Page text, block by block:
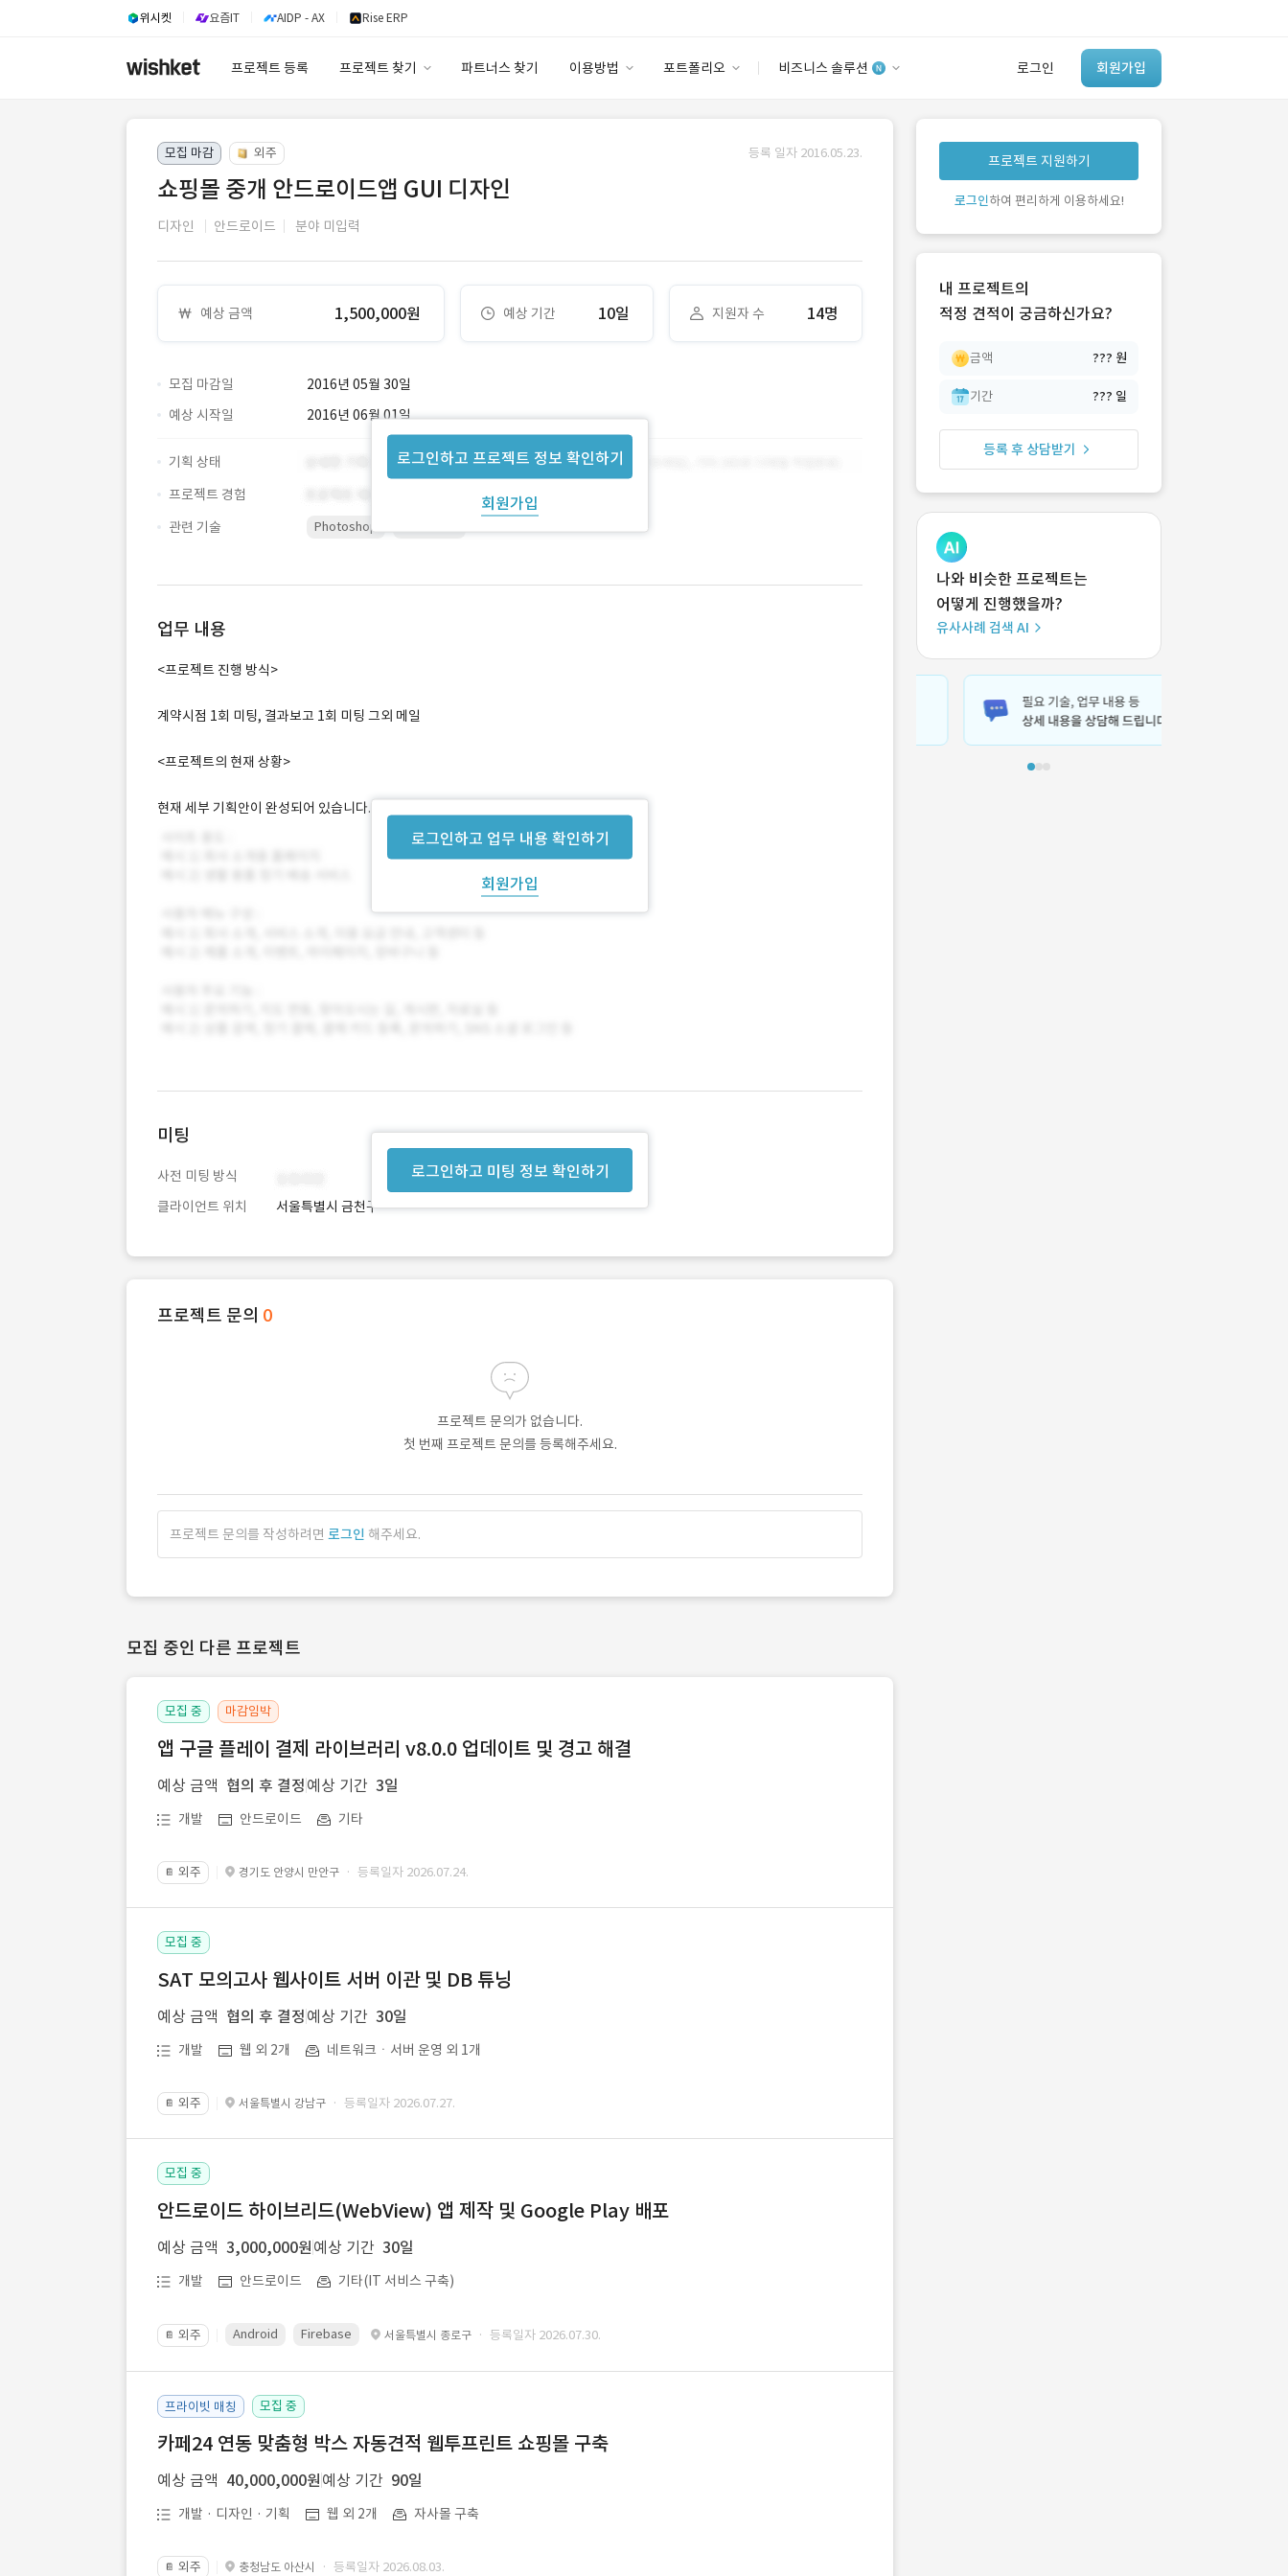
위시켓 요즘IT AIDP - AX Rise ERP
프로젝트 등록 프로젝트 찾기 파트너스 찾기 이용방법 포트폴리오 비즈니스 솔루션 로그인 회원가입
안심 코드 케어
유사사례 검색 AI
‘이런 거’ 만들어본
개발 회사 있어?
모집 마감 외주 등록 일자 2016.05.23.
쇼핑몰 중개 안드로이드앱 GUI 디자인
디자인 안드로이드 분야 미입력
예상 금액 1,500,000원 예상 기간 10일 지원자 수 14명
모집 마감일 2016년 05월 30일
로그인하고 프로젝트 정보 확인하기
회원가입
예상 시작일 2016년 06월 01일
기획 상태
프로젝트 경험
관련 기술
Photoshop
업무 내용
로그인하고 업무 내용 확인하기
회원가입
<프로젝트 진행 방식>
계약시점 1회 미팅, 결과보고 1회 미팅 그외 메일
<프로젝트의 현재 상황>
현재 세부 기획안이 완성되어 있습니다.
로그인하고 미팅 정보 확인하기
미팅
사전 미팅 방식
클라이언트 위치
서울특별시 금천구
프로젝트 문의 0
프로젝트 문의가 없습니다.
첫 번째 프로젝트 문의를 등록해주세요.
프로젝트 문의를 작성하려면 로그인 해주세요.
모집 중인 다른 프로젝트
모집 중 마감임박
앱 구글 플레이 결제 라이브러리 v8.0.0 업데이트 및 경고 해결
예상 금액 협의 후 결정 예상 기간 3일
개발 안드로이드 기타
📔 외주 경기도 안양시 만안구 · 등록일자 2026.07.24.
모집 중
SAT 모의고사 웹사이트 서버 이관 및 DB 튜닝
예상 금액 협의 후 결정 예상 기간 30일
개발 웹 외 2개 네트워크ㆍ서버 운영 외 1개
📔 외주 서울특별시 강남구 · 등록일자 2026.07.27.
모집 중
안드로이드 하이브리드(WebView) 앱 제작 및 Google Play 배포
예상 금액 3,000,000원 예상 기간 30일
개발 안드로이드 기타(IT 서비스 구축)
📔 외주 Android Firebase 서울특별시 종로구 · 등록일자 2026.07.30.
프라이빗 매칭 모집 중
카페24 연동 맞춤형 박스 자동견적 웹투프린트 쇼핑몰 구축
예상 금액 40,000,000원 예상 기간 90일
개발 · 디자인 · 기획 웹 외 2개 자사몰 구축
📔 외주 충청남도 아산시 · 등록일자 2026.08.03.
프로젝트 지원하기
로그인하여 편리하게 이용하세요!
내 프로젝트의
적정 견적이 궁금하신가요?
금액 ??? 원
기간 ??? 일
등록 후 상담받기
나와 비슷한 프로젝트는
어떻게 진행했을까?
유사사례 검색 AI